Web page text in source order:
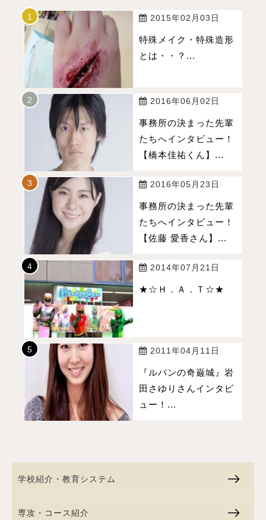
2015年02月03日
特殊メイク・特殊造形
とは・・？...
2016年06月02日
事務所の決まった先輩
たちへインタビュー！
【橋本佳祐くん】...
2016年05月23日
事務所の決まった先輩
たちへインタビュー！
【佐藤 愛香さん】...
2014年07月21日
★☆Ｈ．Ａ．Ｔ☆★
2011年04月11日
『ルパンの奇巌城』岩
田さゆりさんインタビ
ュー！...
学校紹介・教育システム
専攻・コース紹介